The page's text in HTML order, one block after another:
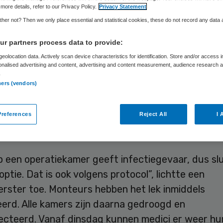
Ziekenhuis in Oosterhout heeft maandag
vier operatiekamers gesloten. De 37
zouden worden, zijn afgebeld. Het Brabantse
heeft excuses aangeboden en het probleem is
een operatiekamer geeft infectiegevaar, dus
Dat is ook volgens protocol”, lichtte een
toe. Monteurs hebben het lek inmiddels
Alle kamers zijn daarna gedroogd en
Vanaf dinsdag kunnen medici er weer
details, refer to our Privacy Policy. Privacy Statement
not? Then we only place essential and statistical cookies, these do not record any data
partners process data to provide:
data. Actively scan device characteristics for identification. Store and/or access
advertising and content, advertising and content measurement, audience research
(vendors)
Reject All I